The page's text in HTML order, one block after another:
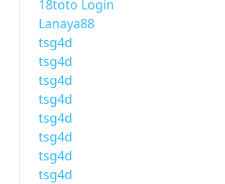
18toto Login
Lanaya88
tsg4d
tsg4d
tsg4d
tsg4d
tsg4d
tsg4d
tsg4d
tsg4d